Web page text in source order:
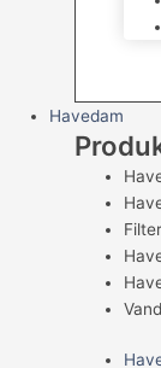
Havedam